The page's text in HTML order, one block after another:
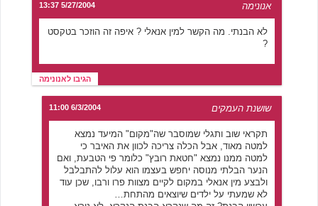
אנונימה 5/27/2004 13:37
לא הבנתי. מה הקשר למין אנאלי ? איפה זה הוזכר בטקסט
?
הגיבו לאנונימה
שושנת העמקים 6/3/2004 11:00
תקראי שוב ותגלי שמוסבר שה"מקום" המיעד נמצא
למטה מאוד, אבל הכלה צריכה לכוון את האיבר כי
למטה ממנו נמצא "חטאת רובץ" כלומר פי הטבעת, ואם
הנער הבלתי מנוסה יחפש בעצמו הוא עלול להתבלבל
ולבצע מין אנאלי במקום לקיים מצוות פרו ורבו, שכן עוד
לא שמעתי על ילדים שיוצאים מהתחת…